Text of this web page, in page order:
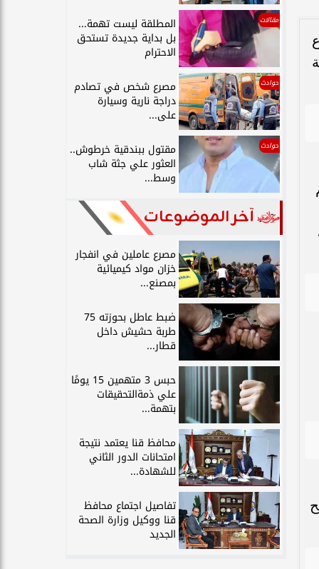
مقالات المطلقة ليست تهمة...
بل بداية جديدة تستحق
الاحترام
حوادث مصرع شخص في تصادم
دراجة نارية وسيارة
على...
حوادث مقتول ببندقية خرطوش..
العثور علي جثة شاب
وسط...
آخر الموضوعات
مصرع عاملين في انفجار
خزان مواد كيميائية
بمصنع...
ضبط عاطل بحوزته 75
طربة حشيش داخل
قطار...
حبس 3 متهمين 15 يومًا
علي ذمةالتحقيقات
بتهمة...
محافظ قنا يعتمد نتيجة
امتحانات الدور الثاني
للشهادة...
تفاصيل اجتماع محافظ
قنا ووكيل وزارة الصحة
الجديد